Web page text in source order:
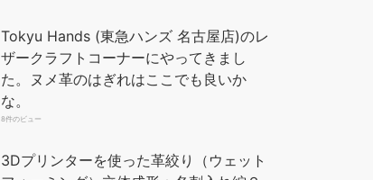
す。 多種類の革縫い針：サ
イズと形状がそれそれ違う
針はご用途と目的によりご
自由に選ぶことができる。
使用が便利：プロでも初心
理セットを使えます。クラ
Tokyu Hands (東急ハンズ 名古屋店)のレ
ザークラフトコーナーにやってきまし
た。ヌメ革のはぎれはここでも良いか
な。
8件のビュー
3Dプリンターを使った革絞り（ウェット